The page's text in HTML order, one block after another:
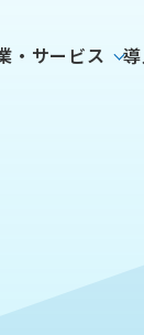
・サービス